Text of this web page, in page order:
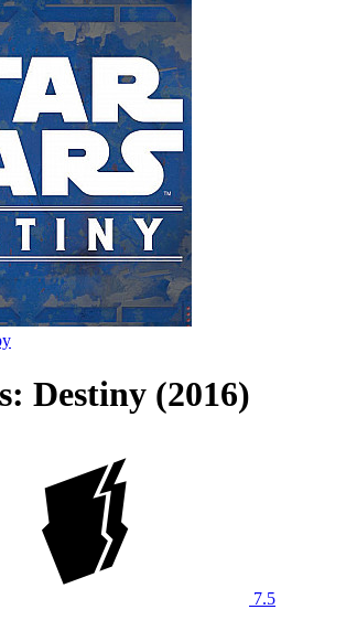
Destiny (2016)
7.5